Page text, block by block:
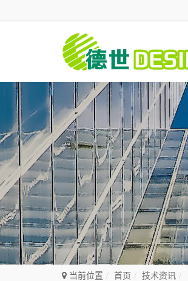
当前位置 首页 技术资讯